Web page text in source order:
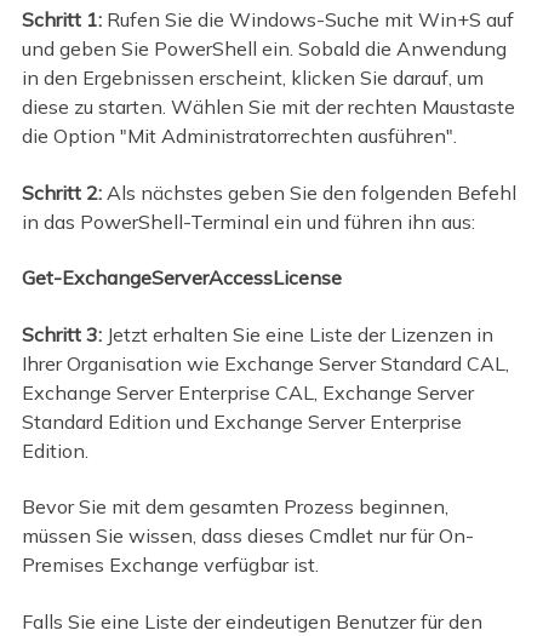
Schritt 1: Rufen Sie die Windows-Suche mit Win+S auf
und geben Sie PowerShell ein. Sobald die Anwendung
in den Ergebnissen erscheint, klicken Sie darauf, um
diese zu starten. Wählen Sie mit der rechten Maustaste
die Option "Mit Administratorrechten ausführen".
Schritt 2:Als nächstes geben Sie den folgenden Befehl
in das PowerShell-Terminal ein und führen ihn aus:
Get-ExchangeServerAccessLicense
Schritt 3: Jetzt erhalten Sie eine Liste der Lizenzen in
Ihrer Organisation wie Exchange Server Standard CAL,
Exchange Server Enterprise CAL, Exchange Server
Standard Edition und Exchange Server Enterprise
Edition.
Bevor Sie mit dem gesamten Prozess beginnen,
müssen Sie wissen, dass dieses Cmdlet nur für On-
Premises Exchange verfügbar ist.
Falls Sie eine Liste der eindeutigen Benutzer für den